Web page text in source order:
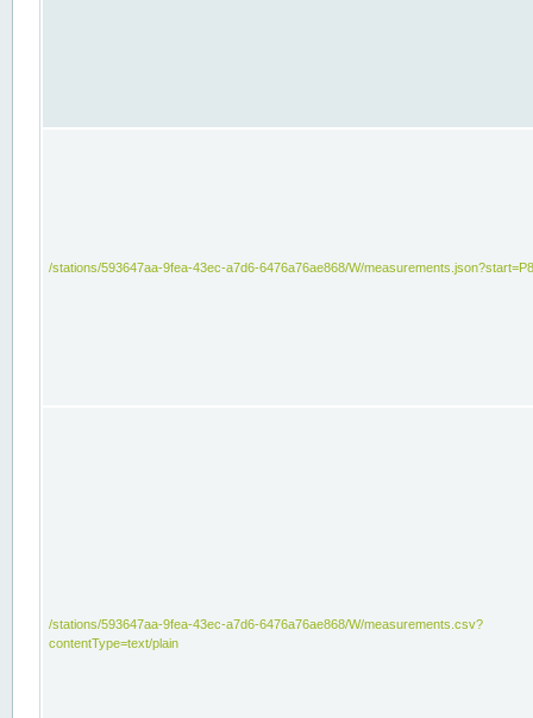
/stations/593647aa-9fea-43ec-a7d6-6476a76ae868/W/
/stations/593647aa-9fea-43ec-a7d6-6476a76ae868/W/measurements.csv?
contentType=text/plain